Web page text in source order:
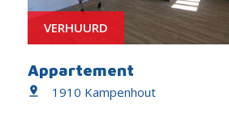
VERHUURD
Appartement
1910 Kampenhout